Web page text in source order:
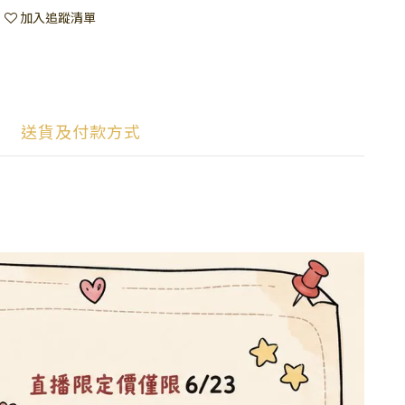
加入追蹤清單
送貨及付款方式